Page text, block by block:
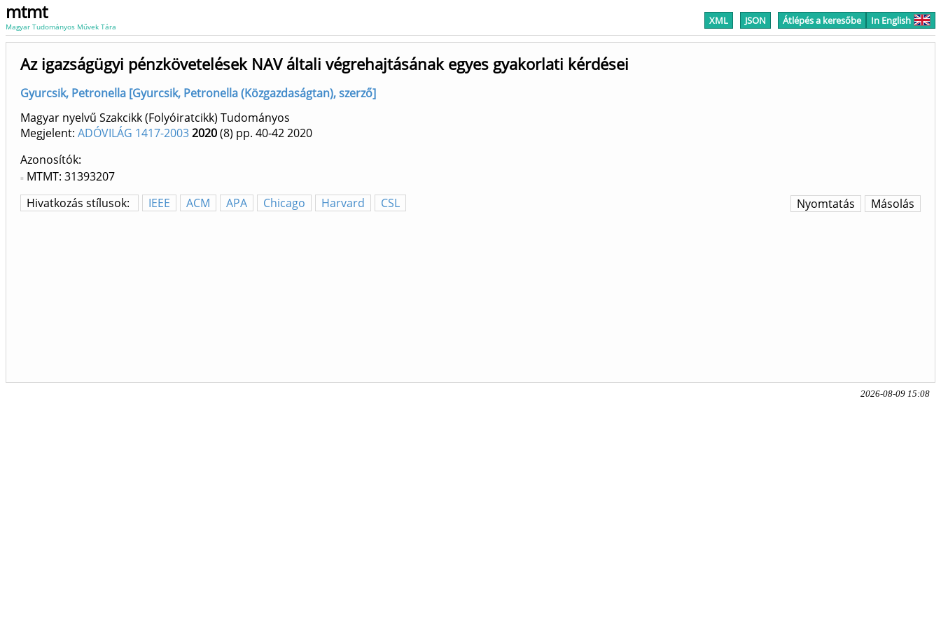
mtmt
Magyar Tudományos Művek Tára XML JSON Átlépés a keresőbe In English
Az igazságügyi pénzkövetelések NAV általi végrehajtásának egyes gyakorlati kérdései
Gyurcsik, Petronella [Gyurcsik, Petronella (Közgazdaságtan), szerző]
Magyar nyelvű Szakcikk (Folyóiratcikk) Tudományos
Megjelent: ADÓVILÁG 1417-20032020(8) pp. 40-422020
Azonosítók
MTMT: 31393207
Hivatkozás stílusok:
IEEE ACM APA Chicago Harvard CSL Másolás
Nyomtatás
2026-08-09 15:08